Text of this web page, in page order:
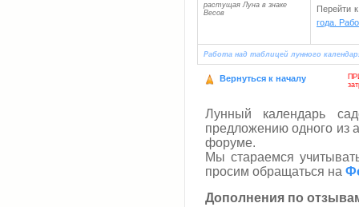
растущая Луна в знаке
Весов
Перейти
года.
Работа над таблицей лунного
Вернуться к началу
Лунный календарь
предложению одного из
форуме.
Мы стараемся
просим обращаться на
Дополнения по